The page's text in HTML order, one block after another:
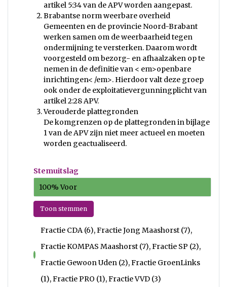
artikel 5:34 van de APV worden aangepast.
Brabantse norm weerbare overheid
Gemeenten en de provincie Noord-Brabant
werken samen om de weerbaarheid tegen
ondermijning te versterken. Daarom wordt
voorgesteld om bezorg- en afhaalzaken op te
nemen in de definitie van < em>openbare
inrichtingen< /em>. Hierdoor valt deze groep
ook onder de exploitatievergunningplicht van
artikel 2:28 APV.
Verouderde plattegronden
De komgrenzen op de plattegronden in bijlage
1 van de APV zijn niet meer actueel en moeten
worden geactualiseerd.
Stemuitslag
100% Voor
Toon stemmen
voor
Fractie CDA (6), Fractie Jong Maashorst (7),
Fractie KOMPAS Maashorst (7), Fractie SP (2),
Fractie Gewoon Uden (2), Fractie GroenLinks
(1), Fractie PRO (1), Fractie VVD (3)